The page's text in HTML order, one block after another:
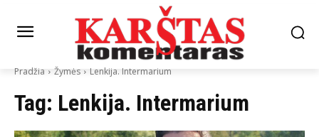
Pradžia Žymės Lenkija. Intermarium
Tag: Lenkija. Intermarium